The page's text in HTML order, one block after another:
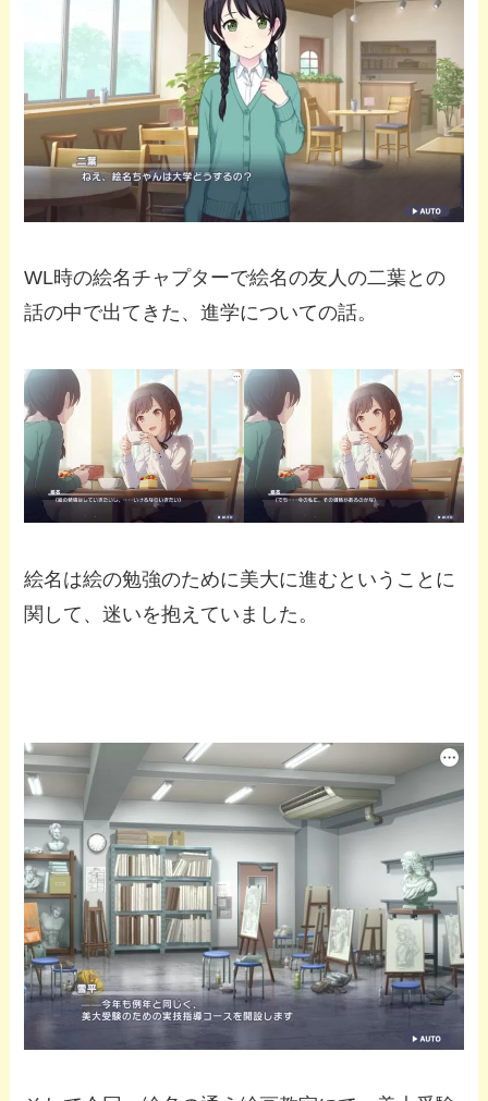
WL時の絵名チャプターで絵名の友人の二葉との
話の中で出てきた、進学についての話。
絵名は絵の勉強のために美大に進むということに
関して、迷いを抱えていました。